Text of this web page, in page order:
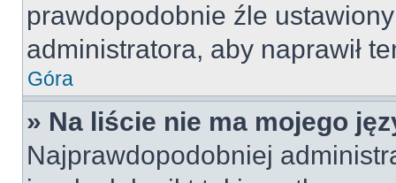
prawdopodobnie źle
administratora, aby naprawił
Góra
» Na liście nie ma mojego
Najprawdopodobniej